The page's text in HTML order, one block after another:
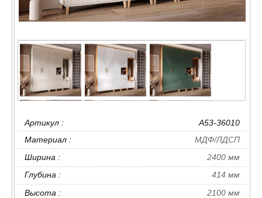
Артикул :
A53-36010
Материал :
МДФ/ЛДСП
Ширина :
2400 мм
Глубина :
414 мм
Высота :
2100 мм